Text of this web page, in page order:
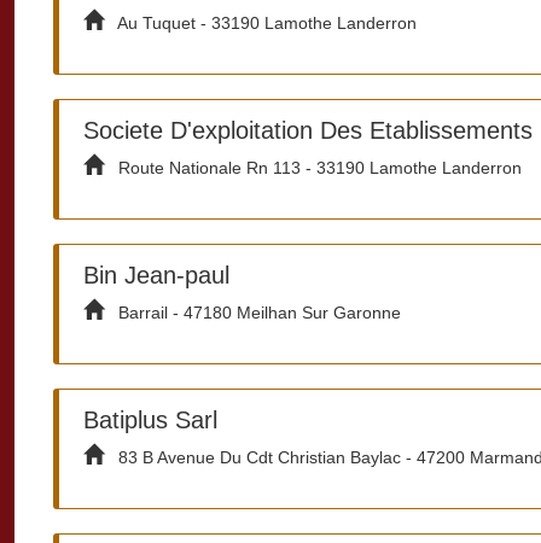
Au Tuquet - 33190 Lamothe Landerron
Societe D'exploitation Des Etablissements
Route Nationale Rn 113 - 33190 Lamothe Landerron
Bin Jean-paul
Barrail - 47180 Meilhan Sur Garonne
Batiplus Sarl
83 B Avenue Du Cdt Christian Baylac - 47200